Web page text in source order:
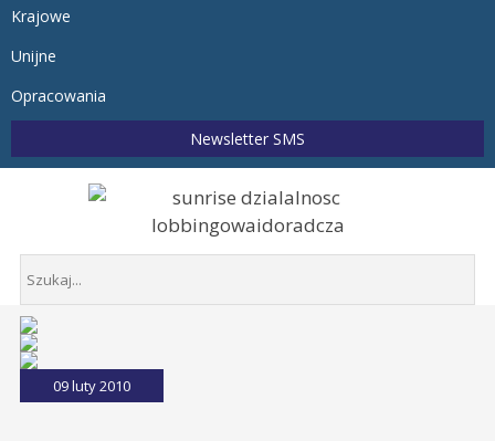
Krajowe
Unijne
Opracowania
Newsletter SMS
09 luty 2010